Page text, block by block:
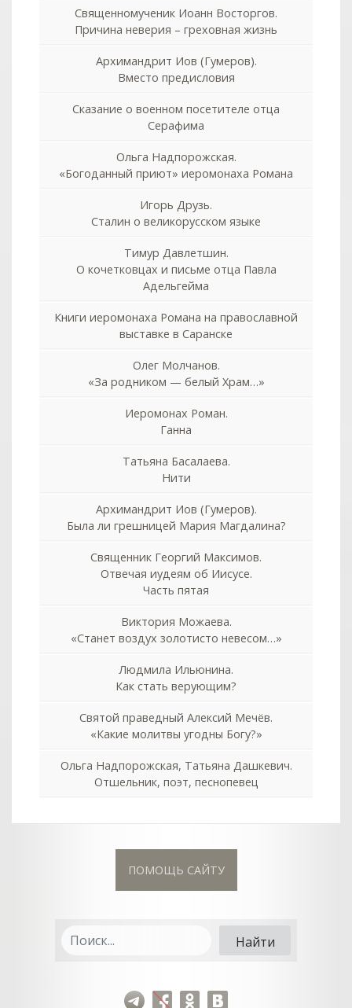
Священномученик Иоанн Восторгов.
Причина неверия – греховная жизнь
Архимандрит Иов (Гумеров).
Вместо предисловия
Сказание о военном посетителе отца
Серафима
Ольга Надпорожская.
«Богоданный приют» иеромонаха Романа
Игорь Друзь.
Сталин о великорусском языке
Тимур Давлетшин.
О кочетковцах и письме отца Павла
Адельгейма
Книги иеромонаха Романа на православной
выставке в Саранске
Олег Молчанов.
«За родником — белый Храм…»
Иеромонах Роман.
Ганна
Татьяна Басалаева.
Нити
Архимандрит Иов (Гумеров).
Была ли грешницей Мария Магдалина?
Священник Георгий Максимов.
Отвечая иудеям об Иисусе.
Часть пятая
Виктория Можаева.
«Станет воздух золотисто невесом…»
Людмила Ильюнина.
Как стать верующим?
Святой праведный Алексий Мечёв.
«Какие молитвы угодны Богу?»
Ольга Надпорожская, Татьяна Дашкевич.
Отшельник, поэт, песнопевец
ПОМОЩЬ САЙТУ